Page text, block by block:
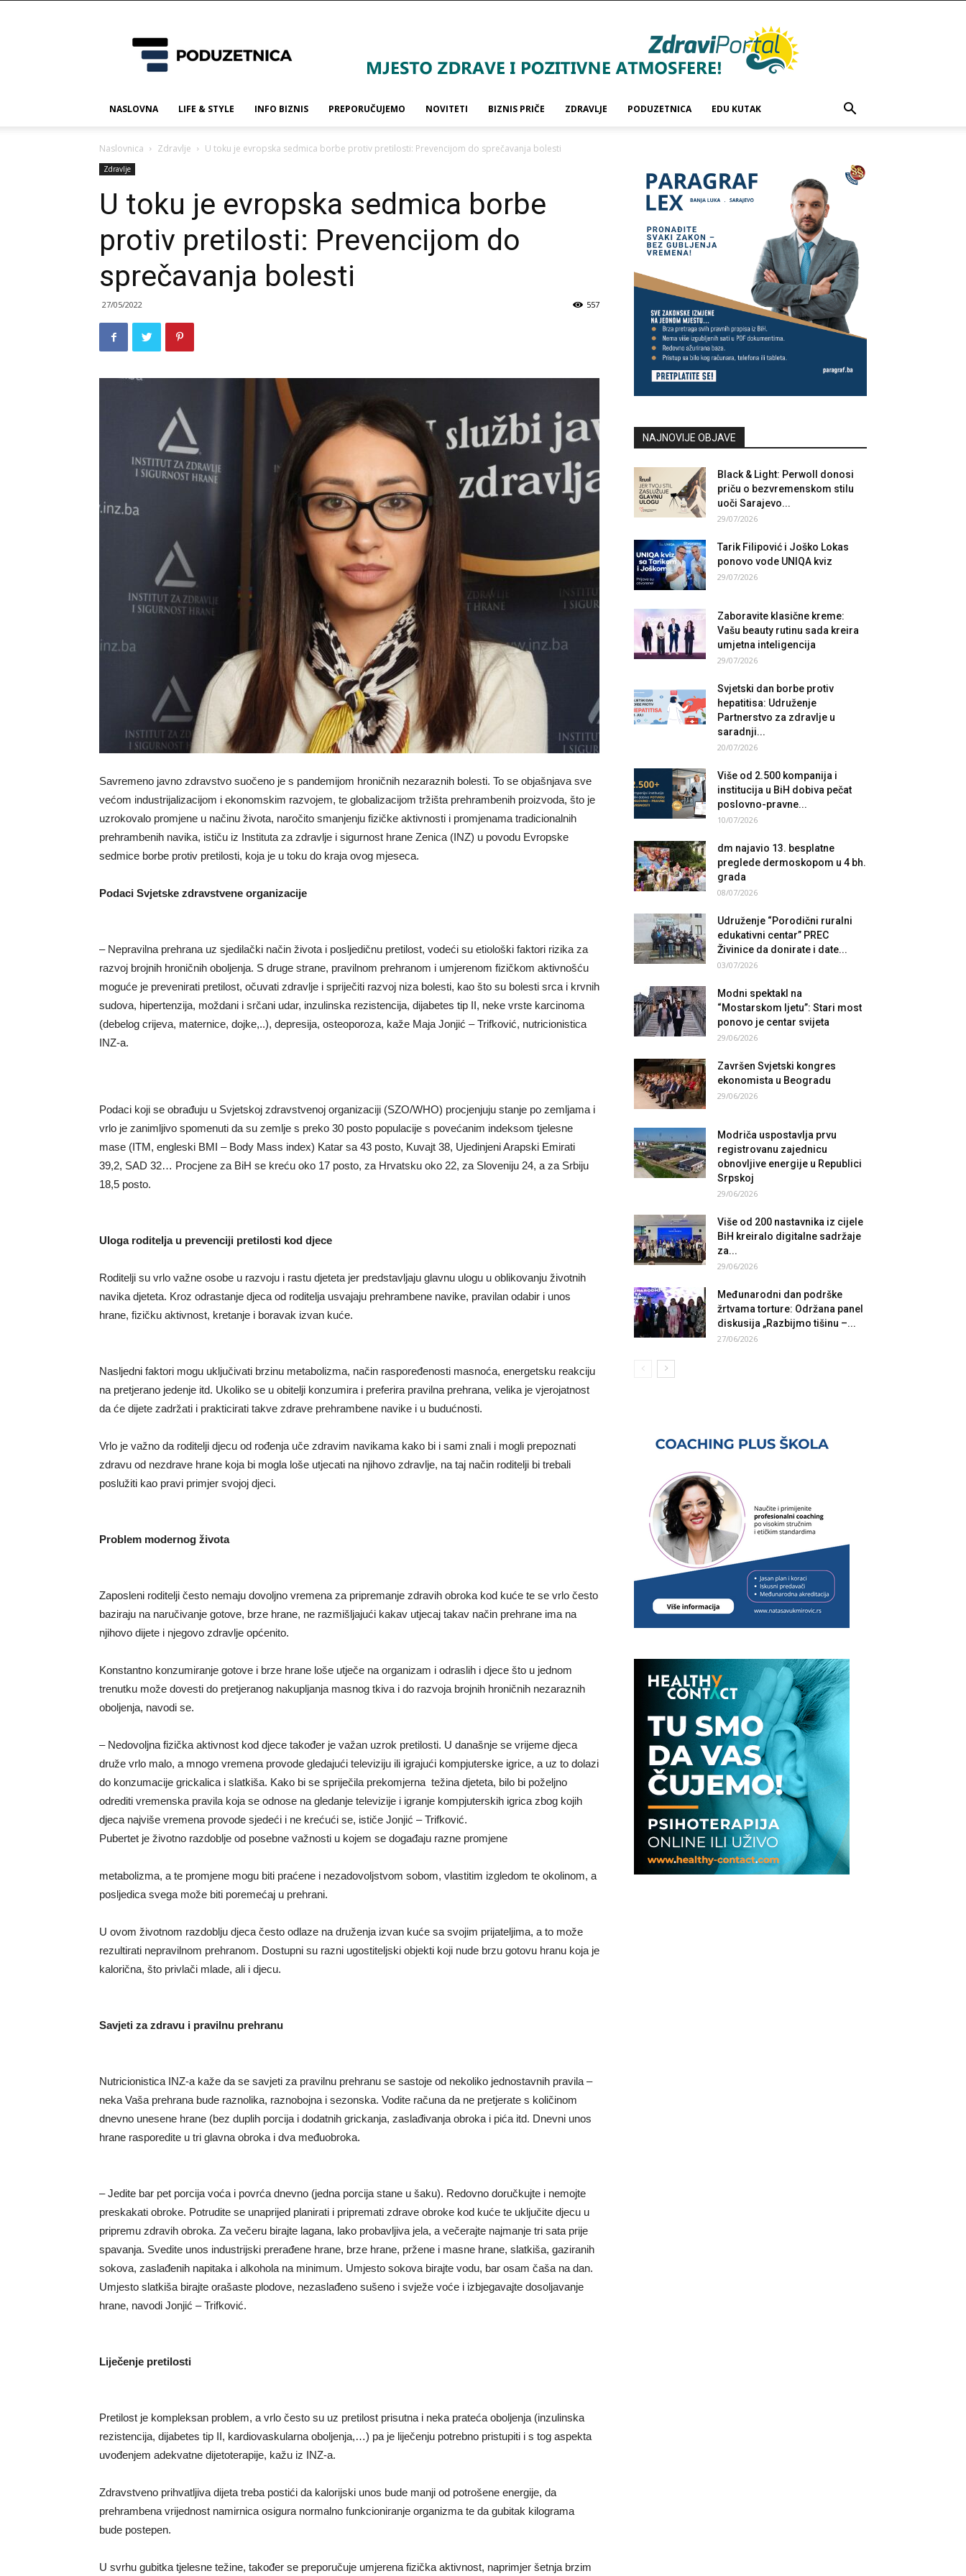
NASLOVNA LIFE & STYLE INFO BIZNIS PREPORUČUJEMO NOVITETI BIZNIS PRIČE ZDRAVLJE PODUZETNICA EDU KUTAK
Naslovnica Zdravlje U toku je evropska sedmica borbe protiv pretilosti: Prevencijom do sprečavanja bolesti
Zdravlje
U toku je evropska sedmica borbe
protiv pretilosti: Prevencijom do
sprečavanja bolesti
27/05/2022 557
Savremeno javno zdravstvo suočeno je s pandemijom hroničnih nezaraznih bolesti. To se objašnjava sve
većom industrijalizacijom i ekonomskim razvojem, te globalizacijom tržišta prehrambenih proizvoda, što je
uzrokovalo promjene u načinu života, naročito smanjenju fizičke aktivnosti i promjenama tradicionalnih
prehrambenih navika, ističu iz Instituta za zdravlje i sigurnost hrane Zenica (INZ) u povodu Evropske
sedmice borbe protiv pretilosti, koja je u toku do kraja ovog mjeseca.
Podaci Svjetske zdravstvene organizacije
– Nepravilna prehrana uz sjedilački način života i posljedičnu pretilost, vodeći su etiološki faktori rizika za
razvoj brojnih hroničnih oboljenja. S druge strane, pravilnom prehranom i umjerenom fizičkom aktivnošću
moguće je prevenirati pretilost, očuvati zdravlje i spriječiti razvoj niza bolesti, kao što su bolesti srca i krvnih
sudova, hipertenzija, moždani i srčani udar, inzulinska rezistencija, dijabetes tip II, neke vrste karcinoma
(debelog crijeva, maternice, dojke,..), depresija, osteoporoza, kaže Maja Jonjić – Trifković, nutricionistica
INZ-a.
Podaci koji se obrađuju u Svjetskoj zdravstvenoj organizaciji (SZO/WHO) procjenjuju stanje po zemljama i
vrlo je zanimljivo spomenuti da su zemlje s preko 30 posto populacije s povećanim indeksom tjelesne
mase (ITM, engleski BMI – Body Mass index) Katar sa 43 posto, Kuvajt 38, Ujedinjeni Arapski Emirati
39,2, SAD 32… Procjene za BiH se kreću oko 17 posto, za Hrvatsku oko 22, za Sloveniju 24, a za Srbiju
18,5 posto.
Uloga roditelja u prevenciji pretilosti kod djece
Roditelji su vrlo važne osobe u razvoju i rastu djeteta jer predstavljaju glavnu ulogu u oblikovanju životnih
navika djeteta. Kroz odrastanje djeca od roditelja usvajaju prehrambene navike, pravilan odabir i unos
hrane, fizičku aktivnost, kretanje i boravak izvan kuće.
Nasljedni faktori mogu uključivati brzinu metabolizma, način raspoređenosti masnoća, energetsku reakciju
na pretjerano jedenje itd. Ukoliko se u obitelji konzumira i preferira pravilna prehrana, velika je vjerojatnost
da će dijete zadržati i prakticirati takve zdrave prehrambene navike i u budućnosti.
Vrlo je važno da roditelji djecu od rođenja uče zdravim navikama kako bi i sami znali i mogli prepoznati
zdravu od nezdrave hrane koja bi mogla loše utjecati na njihovo zdravlje, na taj način roditelji bi trebali
poslužiti kao pravi primjer svojoj djeci.
Problem modernog života
Zaposleni roditelji često nemaju dovoljno vremena za pripremanje zdravih obroka kod kuće te se vrlo često
baziraju na naručivanje gotove, brze hrane, ne razmišljajući kakav utjecaj takav način prehrane ima na
njihovo dijete i njegovo zdravlje općenito.
Konstantno konzumiranje gotove i brze hrane loše utječe na organizam i odraslih i djece što u jednom
trenutku može dovesti do pretjeranog nakupljanja masnog tkiva i do razvoja brojnih hroničnih nezaraznih
oboljenja, navodi se.
– Nedovoljna fizička aktivnost kod djece također je važan uzrok pretilosti. U današnje se vrijeme djeca
druže vrlo malo, a mnogo vremena provode gledajući televiziju ili igrajući kompjuterske igrice, a uz to dolazi
do konzumacije grickalica i slatkiša. Kako bi se spriječila prekomjerna težina djeteta, bilo bi poželjno
odrediti vremenska pravila koja se odnose na gledanje televizije i igranje kompjuterskih igrica zbog kojih
djeca najviše vremena provode sjedeći i ne krećući se, ističe Jonjić – Trifković.
Pubertet je životno razdoblje od posebne važnosti u kojem se događaju razne promjene
metabolizma, a te promjene mogu biti praćene i nezadovoljstvom sobom, vlastitim izgledom te okolinom, a
posljedica svega može biti poremećaj u prehrani.
U ovom životnom razdoblju djeca često odlaze na druženja izvan kuće sa svojim prijateljima, a to može
rezultirati nepravilnom prehranom. Dostupni su razni ugostiteljski objekti koji nude brzu gotovu hranu koja je
kalorična, što privlači mlade, ali i djecu.
Savjeti za zdravu i pravilnu prehranu
Nutricionistica INZ-a kaže da se savjeti za pravilnu prehranu se sastoje od nekoliko jednostavnih pravila –
neka Vaša prehrana bude raznolika, raznobojna i sezonska. Vodite računa da ne pretjerate s količinom
dnevno unesene hrane (bez duplih porcija i dodatnih grickanja, zaslađivanja obroka i pića itd. Dnevni unos
hrane rasporedite u tri glavna obroka i dva međuobroka.
– Jedite bar pet porcija voća i povrća dnevno (jedna porcija stane u šaku). Redovno doručkujte i nemojte
preskakati obroke. Potrudite se unaprijed planirati i pripremati zdrave obroke kod kuće te uključite djecu u
pripremu zdravih obroka. Za večeru birajte lagana, lako probavljiva jela, a večerajte najmanje tri sata prije
spavanja. Svedite unos industrijski prerađene hrane, brze hrane, pržene i masne hrane, slatkiša, gaziranih
sokova, zaslađenih napitaka i alkohola na minimum. Umjesto sokova birajte vodu, bar osam čaša na dan.
Umjesto slatkiša birajte orašaste plodove, nezaslađeno sušeno i svježe voće i izbjegavajte dosoljavanje
hrane, navodi Jonjić – Trifković.
Liječenje pretilosti
Pretilost je kompleksan problem, a vrlo često su uz pretilost prisutna i neka prateća oboljenja (inzulinska
rezistencija, dijabetes tip II, kardiovaskularna oboljenja,…) pa je liječenju potrebno pristupiti i s tog aspekta
uvođenjem adekvatne dijetoterapije, kažu iz INZ-a.
Zdravstveno prihvatljiva dijeta treba postići da kalorijski unos bude manji od potrošene energije, da
prehrambena vrijednost namirnica osigura normalno funkcioniranje organizma te da gubitak kilograma
bude postepen.
U svrhu gubitka tjelesne težine, također se preporučuje umjerena fizička aktivnost, naprimjer šetnja brzim
NAJNOVIJE OBJAVE
Black & Light: Perwoll donosi
priču o bezvremenskom stilu
uoči Sarajevo...
29/07/2026
Tarik Filipović i Joško Lokas
ponovo vode UNIQA kviz
29/07/2026
Zaboravite klasične kreme:
Vašu beauty rutinu sada kreira
umjetna inteligencija
29/07/2026
Svjetski dan borbe protiv
hepatitisa: Udruženje
Partnerstvo za zdravlje u
saradnji...
20/07/2026
Više od 2.500 kompanija i
institucija u BiH dobiva pečat
poslovno-pravne...
10/07/2026
dm najavio 13. besplatne
preglede dermoskopom u 4 bh.
grada
08/07/2026
Udruženje “Porodični ruralni
edukativni centar” PREC
Živinice da donirate i date...
03/07/2026
Modni spektakl na
“Mostarskom ljetu”: Stari most
ponovo je centar svijeta
29/06/2026
Završen Svjetski kongres
ekonomista u Beogradu
29/06/2026
Modriča uspostavlja prvu
registrovanu zajednicu
obnovljive energije u Republici
Srpskoj
29/06/2026
Više od 200 nastavnika iz cijele
BiH kreiralo digitalne sadržaje
za...
29/06/2026
Međunarodni dan podrške
žrtvama torture: Održana panel
diskusija „Razbijmo tišinu –...
27/06/2026